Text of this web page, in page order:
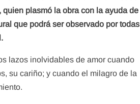
quien plasmó la obra con la ayuda de
que podrá ser observado por todas
lazos inolvidables de amor cuando
su cariño; y cuando el milagro de la